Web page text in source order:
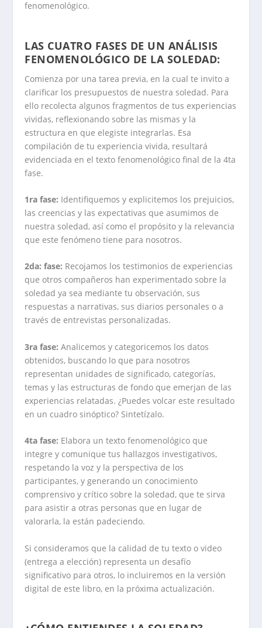
fenomenológico.
LAS CUATRO FASES DE UN ANÁLISIS
FENOMENOLÓGICO DE LA SOLEDAD:
Comienza por una tarea previa, en la cual te invito a
clarificar los presupuestos de nuestra soledad. Para
ello recolecta algunos fragmentos de tus experiencias
vividas, reflexionando sobre las mismas y la
estructura en que elegiste integrarlas. Esa
compilación de tu experiencia vivida, resultará
evidenciada en el texto fenomenológico final de la 4ta
fase.
1ra fase: Identifiquemos y explicitemos los prejuicios,
las creencias y las expectativas que asumimos de
nuestra soledad, así como el propósito y la relevancia
que este fenómeno tiene para nosotros.
2da: fase: Recojamos los testimonios de experiencias
que otros compañeros han experimentado sobre la
soledad ya sea mediante tu observación, sus
respuestas a narrativas, sus diarios personales o a
través de entrevistas personalizadas.
3ra fase: Analicemos y categoricemos los datos
obtenidos, buscando lo que para nosotros
representan unidades de significado, categorías,
temas y las estructuras de fondo que emerjan de las
experiencias relatadas. ¿Puedes volcar este resultado
en un cuadro sinóptico? Sintetízalo.
4ta fase: Elabora un texto fenomenológico que
integre y comunique tus hallazgos investigativos,
respetando la voz y la perspectiva de los
participantes, y generando un conocimiento
comprensivo y crítico sobre la soledad, que te sirva
para asistir a otras personas que en lugar de
valorarla, la están padeciendo.
Si consideramos que la calidad de tu texto o video
(entrega a elección) representa un desafío
significativo para otros, lo incluiremos en la versión
digital de este libro, en la próxima actualización.